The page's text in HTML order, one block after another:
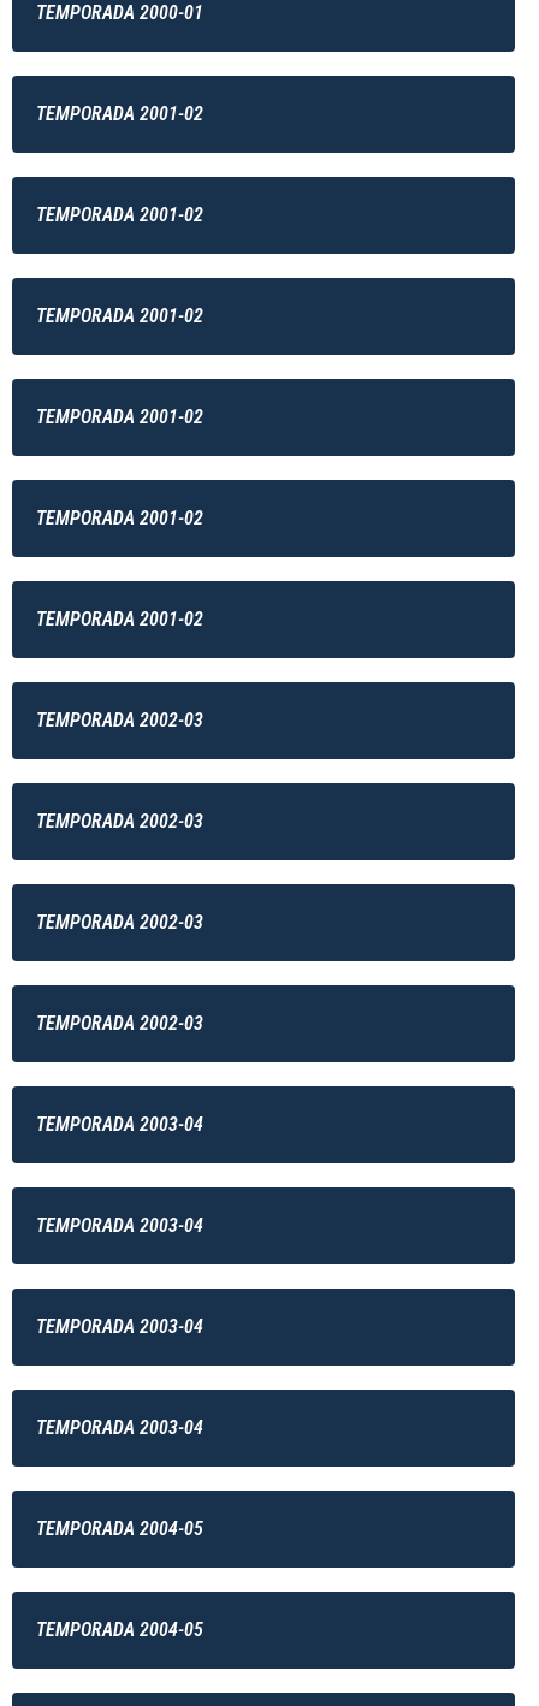
TEMPORADA 2000-01
TEMPORADA 2001-02
TEMPORADA 2001-02
TEMPORADA 2001-02
TEMPORADA 2001-02
TEMPORADA 2001-02
TEMPORADA 2001-02
TEMPORADA 2002-03
TEMPORADA 2002-03
TEMPORADA 2002-03
TEMPORADA 2002-03
TEMPORADA 2003-04
TEMPORADA 2003-04
TEMPORADA 2003-04
TEMPORADA 2003-04
TEMPORADA 2004-05
TEMPORADA 2004-05